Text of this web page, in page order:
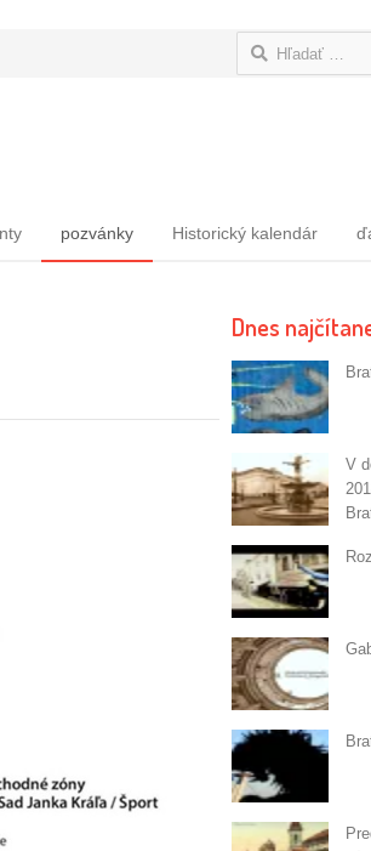
Hľadať:
pozvánky Historický kalendár
Dnes
V